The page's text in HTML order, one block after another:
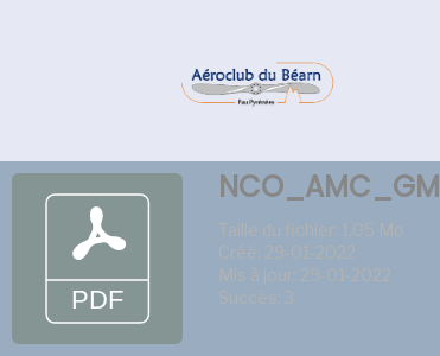
NCO_AMC_GM
Taille du fichier: 1.05 Mo
Créé: 29-01-2022
Mis à jour: 29-01-2022
Succès: 3